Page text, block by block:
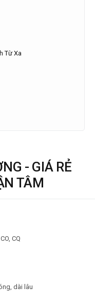
Từ Xa
- GIÁ RẺ
TÂM
CQ
dài lâu